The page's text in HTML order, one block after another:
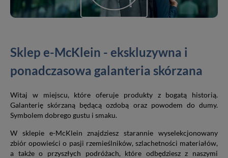
Sklep e-McKlein - ekskluzywna i
ponadczasowa galanteria skórzana
Witaj w miejscu, które oferuje produkty z bogatą historią.
Galanterię skórzaną będącą ozdobą oraz powodem do dumy.
Symbolem dobrego gustu i smaku.
W sklepie e-McKlein znajdziesz starannie wyselekcjonowany
zbiór opowieści o pasji rzemieślników, szlachetności materiałów,
a także o przyszłych podróżach, które odbędziesz z naszymi